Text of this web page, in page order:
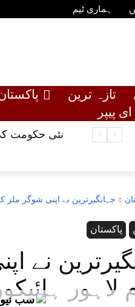
ہماری ٹیم
تازہ ترین
ای پیپر
نئی حکومت
جہانگیرترین نے اپنی شوگر ملز
پاکستان
نے
لاہور
سب